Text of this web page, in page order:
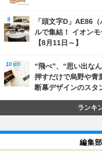
「頭文字D」AE86
ルで集結！ イオン
【8月11日～】
“飛べ”、“思い出な
押すだけで烏野や青
断幕デザインのスタ
ランキ
編集